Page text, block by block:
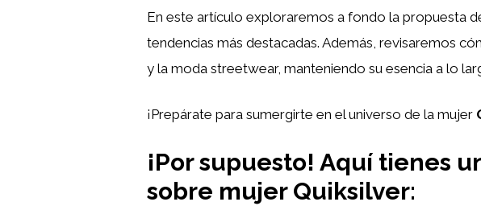
En este artículo exploraremos a fondo la propuesta
tendencias más destacadas. Además, revisaremos
y la moda streetwear, manteniendo su esencia a lo
¡Prepárate para sumergirte en el universo de la mujer
¡Por supuesto! Aquí tienes
sobre mujer Quiksilver: